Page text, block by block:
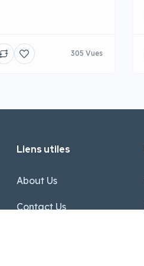
305 Vues
Liens utiles
About Us
Contact Us